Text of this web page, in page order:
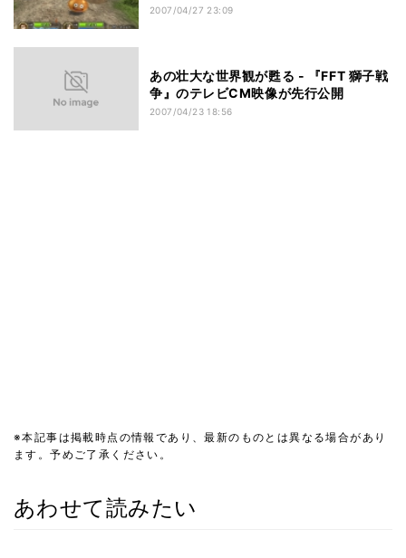
2007/04/27 23:09
あの壮大な世界観が甦る - 『FFT 獅子戦
争』のテレビCM映像が先行公開
2007/04/23 18:56
※本記事は掲載時点の情報であり、最新のものとは異なる場合があり
ます。予めご了承ください。
あわせて読みたい